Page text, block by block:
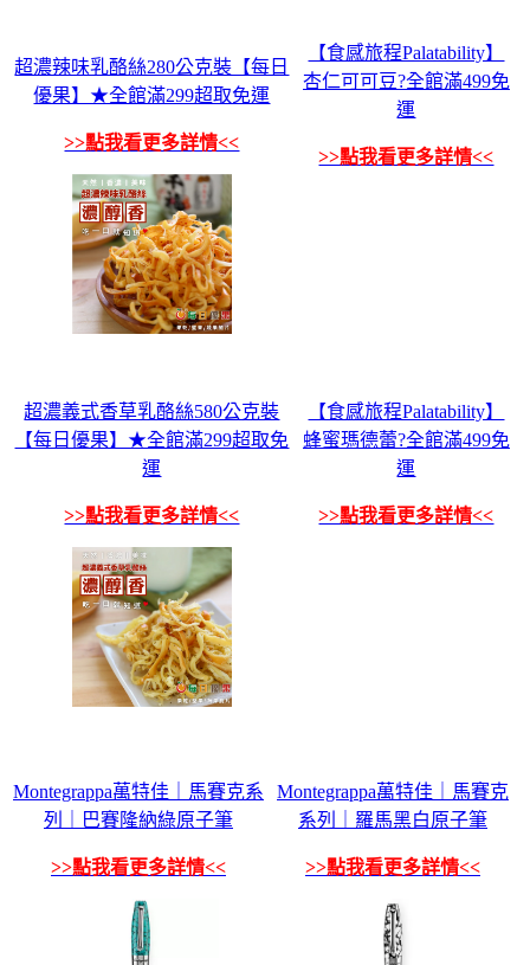
超濃辣味乳酪絲280公克裝【每日
優果】★全館滿299超取免運
>>點我看更多詳情<<
【食感旅程Palatability】
杏仁可可豆?全館滿499免
運
>>點我看更多詳情<<
超濃義式香草乳酪絲580公克裝
【每日優果】★全館滿299超取免
運
>>點我看更多詳情<<
【食感旅程Palatability】
蜂蜜瑪德蕾?全館滿499免
運
>>點我看更多詳情<<
Montegrappa萬特佳｜馬賽克系
列｜巴賽隆納綠原子筆
>>點我看更多詳情<<
Montegrappa萬特佳｜馬賽克
系列｜羅馬黑白原子筆
>>點我看更多詳情<<